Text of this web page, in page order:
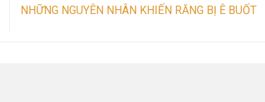
NHỮNG NGUYÊN NHÂN KHIẾN RĂNG BỊ Ê BUỐT